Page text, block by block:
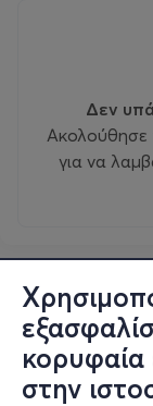
κορυφαία
στην
Δεν
Ακολούθησε
για να